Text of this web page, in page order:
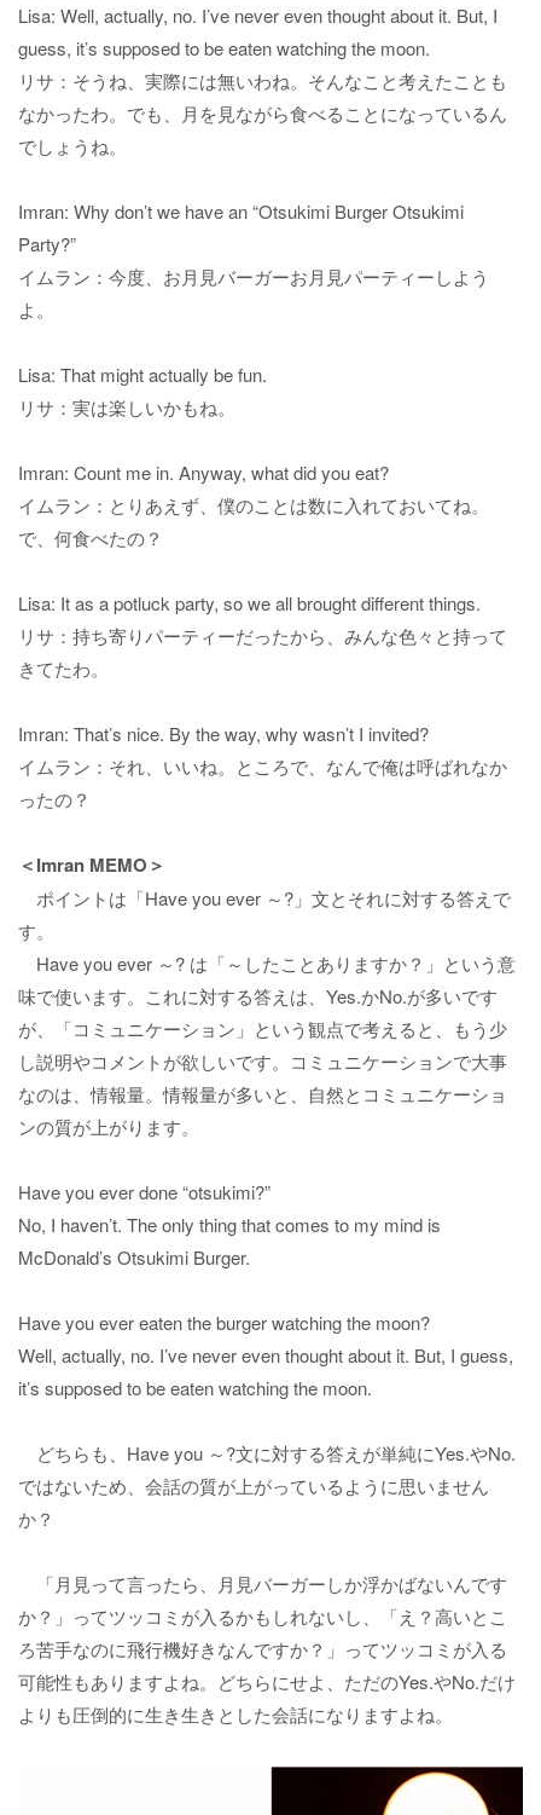
Lisa: Well, actually, no. I’ve never even thought about it. But, I
guess, it’s supposed to be eaten watching the moon.
リサ：そうね、実際には無いわね。そんなこと考えたことも
なかったわ。でも、月を見ながら食べることになっているん
でしょうね。
Imran: Why don’t we have an “Otsukimi Burger Otsukimi
Party?”
イムラン：今度、お月見バーガーお月見パーティーしよう
よ。
Lisa: That might actually be fun.
リサ：実は楽しいかもね。
Imran: Count me in. Anyway, what did you eat?
イムラン：とりあえず、僕のことは数に入れておいてね。
で、何食べたの？
Lisa: It as a potluck party, so we all brought different things.
リサ：持ち寄りパーティーだったから、みんな色々と持って
きてたわ。
Imran: That’s nice. By the way, why wasn’t I invited?
イムラン：それ、いいね。ところで、なんで俺は呼ばれなか
ったの？
＜Imran MEMO＞
ポイントは「Have you ever ～?」文とそれに対する答えで
す。
Have you ever ～? は「～したことありますか？」という意
味で使います。これに対する答えは、Yes.かNo.が多いです
が、「コミュニケーション」という観点で考えると、もう少
し説明やコメントが欲しいです。コミュニケーションで大事
なのは、情報量。情報量が多いと、自然とコミュニケーショ
ンの質が上がります。
Have you ever done “otsukimi?”
No, I haven’t. The only thing that comes to my mind is
McDonald’s Otsukimi Burger.
Have you ever eaten the burger watching the moon?
Well, actually, no. I’ve never even thought about it. But, I guess,
it’s supposed to be eaten watching the moon.
どちらも、Have you ～?文に対する答えが単純にYes.やNo.
ではないため、会話の質が上がっているように思いません
か？
「月見って言ったら、月見バーガーしか浮かばないんです
か？」ってツッコミが入るかもしれないし、「え？高いとこ
ろ苦手なのに飛行機好きなんですか？」ってツッコミが入る
可能性もありますよね。どちらにせよ、ただのYes.やNo.だけ
よりも圧倒的に生き生きとした会話になりますよね。